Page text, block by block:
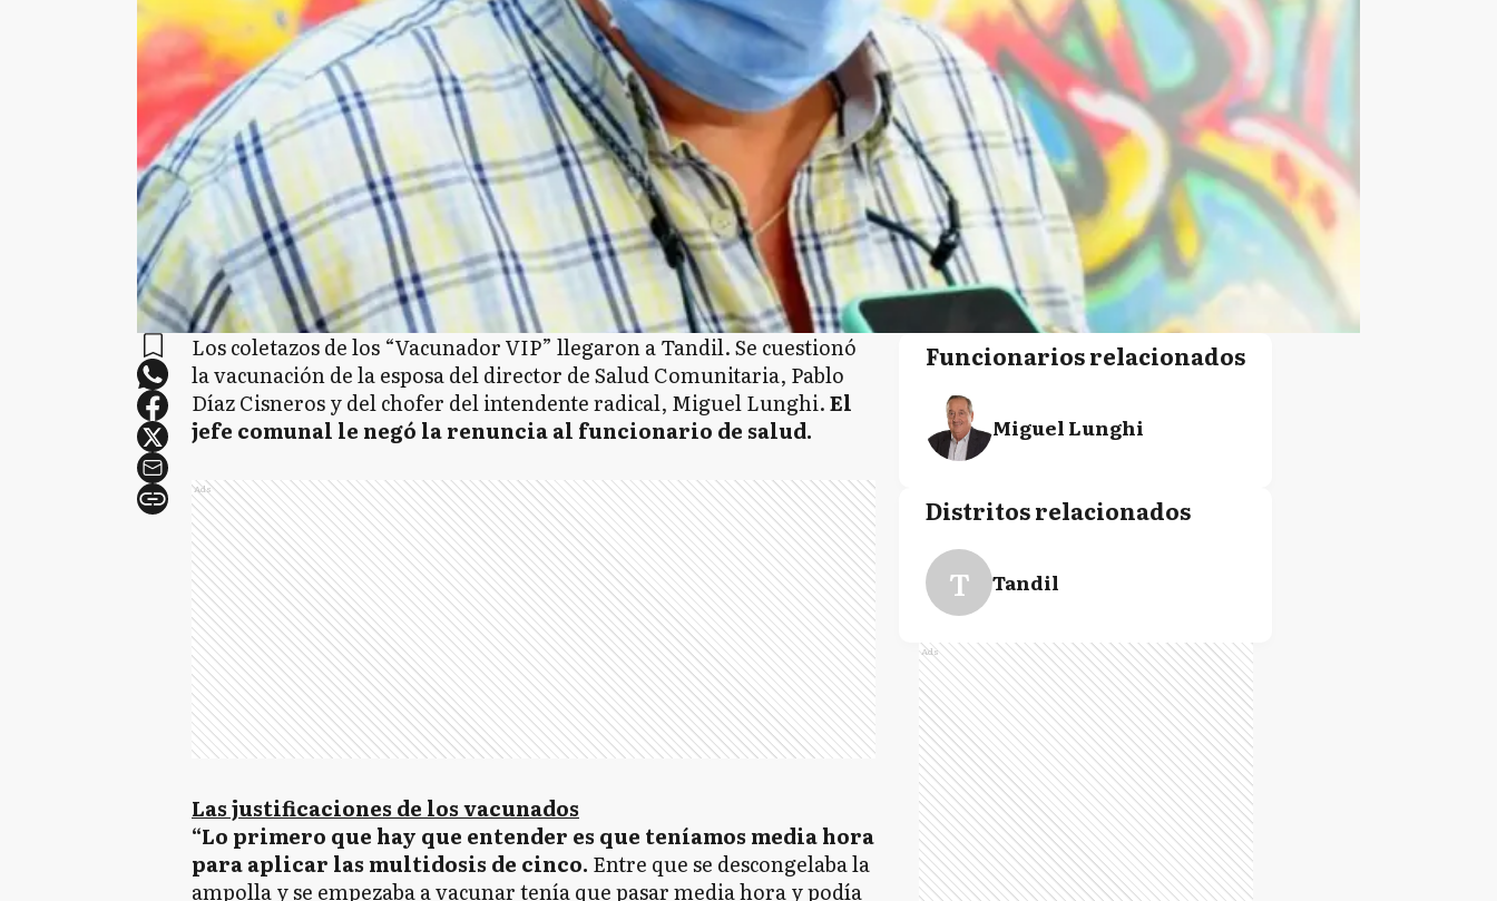
Los coletazos de los “Vacunador VIP” llegaron a Tandil. Se cuestionó
la vacunación de la esposa del director de Salud Comunitaria, Pablo
Díaz Cisneros y del chofer del intendente radical, Miguel Lunghi.El
jefe comunal le negó la renuncia al funcionario de salud.
Ads
Las justificaciones de los vacunados
“Lo primero que hay que entender es que teníamos media hora
para aplicar las multidosis de cinco. Entre que se descongelaba la
ampolla y se empezaba a vacunar tenía que pasar media hora y podía
Funcionarios relacionados
Miguel Lunghi
Distritos relacionados
T Tandil
Ads